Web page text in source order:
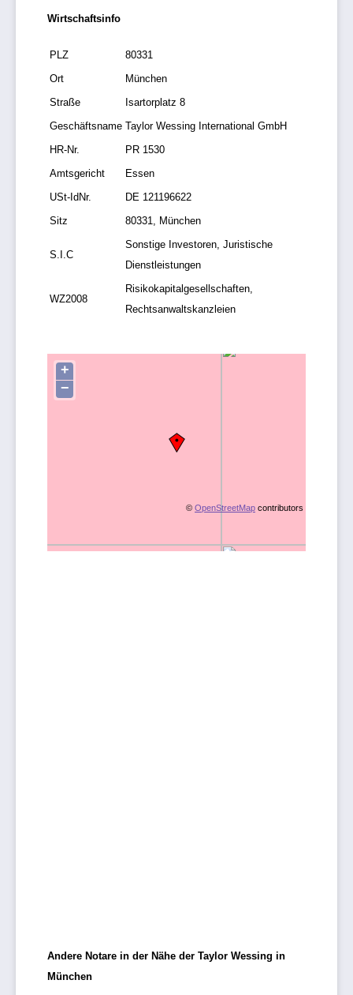
Wirtschaftsinfo
PLZ
80331
Ort
München
Straße
Isartorplatz 8
Geschäftsname Taylor Wessing International GmbH
HR-Nr.
PR 1530
Amtsgericht
Essen
USt-IdNr.
DE 121196622
Sitz
80331, München
S.I.C
Sonstige Investoren, Juristische
Dienstleistungen
WZ2008
Risikokapitalgesellschaften,
Rechtsanwaltskanzleien
+
−
© OpenStreetMap contributors
Andere Notare in der Nähe der Taylor Wessing in
München